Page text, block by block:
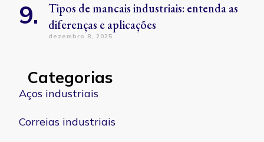
Tipos de mancais industriais: entenda as
diferenças e aplicações
dezembro 8, 2025
Categorias
Aços industriais
Correias industriais